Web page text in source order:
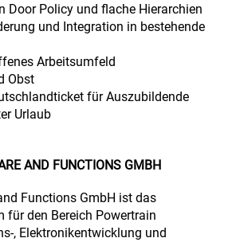
Door Policy und flache Hierarchien
und Integration in bestehende
Arbeitsumfeld
Obst
für Auszubildende
Urlaub
AND FUNCTIONS GMBH
Functions GmbH ist das
für den Bereich Powertrain
, Elektronikentwicklung und